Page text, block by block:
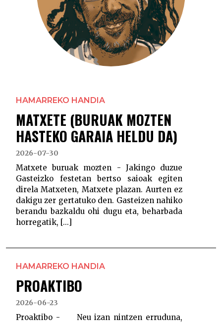
HAMARREKO HANDIA
MATXETE (BURUAK MOZTEN
HASTEKO GARAIA HELDU DA)
2026-07-30
Matxete buruak mozten - Jakingo duzue
Gasteizko festetan bertso saioak egiten
direla Matxeten, Matxete plazan. Aurten ez
dakigu zer gertatuko den. Gasteizen nahiko
berandu bazkaldu ohi dugu eta, beharbada
horregatik, [...]
HAMARREKO HANDIA
PROAKTIBO
2026-06-23
Proaktibo - Neu izan nintzen erruduna,